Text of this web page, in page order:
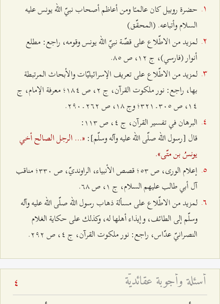
حضرة روبيل كان عالمـًا ومن أعاظم أصحاب نبيّ الله يونس عليه
السلام وأتباعه. (المحقّق)
لمزيد من الاطّلاع على قصّة نبيّ الله يونس وقومه، راجع: مطلع
أنوار (فارسي)، ج ۱٢، ص ۸٥.
لمزيد من الاطّلاع على تعريف الإسرائيليّات والأبحاث المرتبطة
بها، راجع: نور ملكوت القرآن، ج ٢، ص ۱۸٤؛ معرفة الإمام، ج
۱٤، ص ٣۰٥ ـ ٣٢۱؛ وج ۱۸، ص ٢٦٢ ـ ٢٩۰.
البرهان في تفسير القرآن، ج ٤، ص ۱۱٣:
قال [رسول الله صلّى الله عليه وآله وسلّم]: «... الرجل الصالح أخي
يونسُ بن متّى».
إعلام الورى، ص ٥٣؛ قصص الأنبياء، الراونديّ، ص ٣٣۰؛ مناقب
آل أبي طالب عليهم السلام، ج ۱، ص ٦۸.
لمزيد من الاطّلاع على مسألة ذهاب رسول الله صلّى الله عليه وآله
وسلّم إلى الطائف، وإيذاء أهلها له، وكذلك على حكاية الغلام
النصرانيّ عدّاس، راجع: نور ملكوت القرآن، ج ٤، ص ٢٩٢.
أسئلة وأجوبة عقائديّة 4